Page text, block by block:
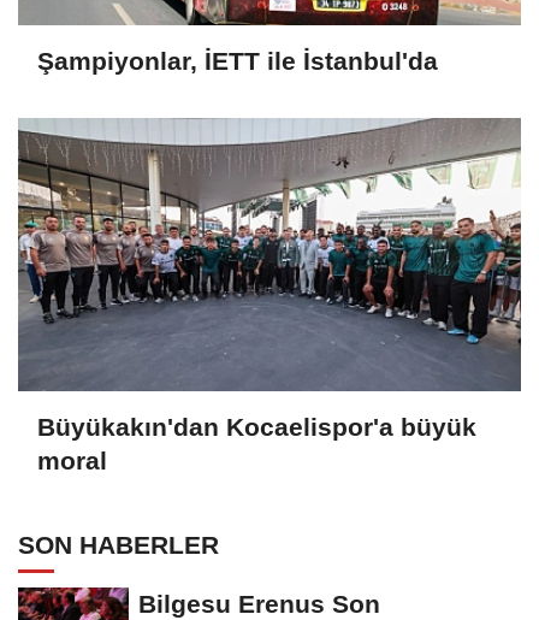
Şampiyonlar, İETT ile İstanbul'da
Büyükakın'dan Kocaelispor'a büyük
moral
SON HABERLER
Bilgesu Erenus Son